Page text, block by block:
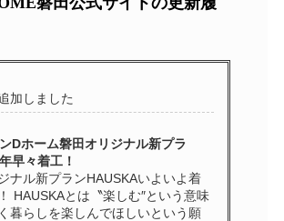
型住宅 広々としたLDKにさらに和室
グ！ 食事もご家族＋ご親戚の方々
グとキッチンで楽しく食事の時間
いただけます。
加しました
Dホーム磐田オリジナル新プラ
早々着工！
ナル新プランHAUSKAいよいよ着
HAUSKAとは〝楽しむ″という意味
暮らしを楽しんでほしいという願